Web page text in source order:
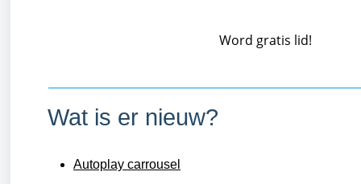
Word gratis lid!
Wat is er nieuw?
Autoplay carrousel